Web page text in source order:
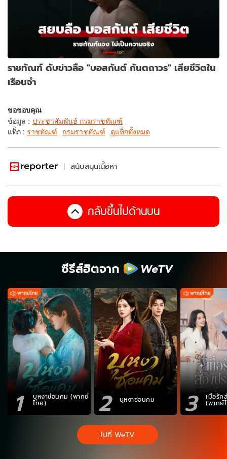
ราชทัณฑ์ ดับข่าวลือ "บอสกันต์ กันตถาวร" เสียชีวิตใน
เรือนจำ
ขอขอบคุณ
ข้อมูล : ประชาสัมพันธ์ กรมราชทัณฑ์
แท็ก : ราชทัณฑ์ กรมราชทัณฑ์ ดูแท็กทั้งหมด
สนับสนุนเนื้อหา
กลับขึ้นไปด้านบน
ซีรีส์ฮิตจาก
1 บุหงาซ่อนคม (พากย์
ไทย) 2 บุหงาซ่อนคม 3 เมื่อรัก
(พากย์
ไปที่ WeTV